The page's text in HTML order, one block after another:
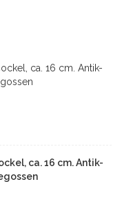
ca. 16 cm. Antik-